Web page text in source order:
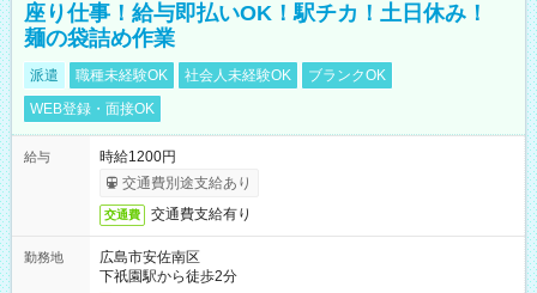
座り仕事！給与即払いOK！駅チカ！土日休み！
麺の袋詰め作業
派遣 職種未経験OK 社会人未経験OK
ブランクOK
WEB登録・面接OK
給与
時給1200円
交通費別途支給あり
交通費 交通費支給有り
勤務地
広島市安佐南区
下祇園駅から徒歩2分